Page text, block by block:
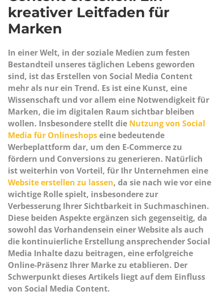
kreativer Leitfaden für
Marken
In einer Welt, in der soziale Medien zum festen
Bestandteil unseres täglichen Lebens geworden
sind, ist das Erstellen von Social Media Content
mehr als nur ein Trend. Es ist eine Kunst, eine
Wissenschaft und vor allem eine Notwendigkeit für
Marken, die im digitalen Raum sichtbar bleiben
wollen. Insbesondere stellt die Nutzung von Social
Media für Onlineshopseine bedeutende
Werbeplattform dar, um den E-Commerce zu
fördern und Conversions zu generieren. Natürlich
ist weiterhin von Vorteil, für Ihr Unternehmen eine
Website erstellen zu lassen, da sie nach wie vor eine
wichtige Rolle spielt, insbesondere zur
Verbesserung Ihrer Sichtbarkeit in Suchmaschinen.
Diese beiden Aspekte ergänzen sich gegenseitig, da
sowohl das Vorhandensein einer Website als auch
die kontinuierliche Erstellung ansprechender Social
Media Inhalte dazu beitragen, eine erfolgreiche
Online-Präsenz Ihrer Marke zu etablieren. Der
Schwerpunkt dieses Artikels liegt auf dem Einfluss
von Social Media Content.